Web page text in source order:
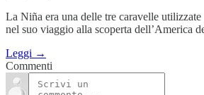
La Niña era una delle tre caravelle
nel suo viaggio alla scoperta dell’America
Leggi →
Commenti